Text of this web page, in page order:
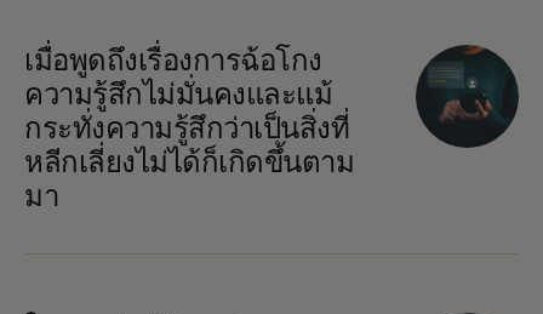
เมื่อพูดถึงเรื่องการฉ้อโกง
ความรู้สึกไม่มั่นคงและแม้
กระทั่งความรู้สึกว่าเป็นสิ่งที่
หลีกเลี่ยงไม่ได้ก็เกิดขึ้นตาม
มา